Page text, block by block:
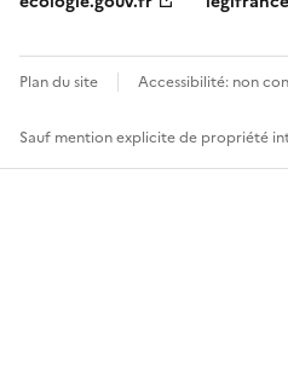
Plan du site Accessibilité: non
Sauf mention explicite de propriété